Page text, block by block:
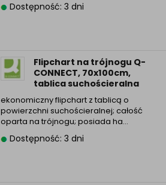
Dostępność: 3 dni
Flipchart na trójnogu Q-
CONNECT, 70x100cm,
tablica suchościeralna
ekonomiczny flipchart z tablicą o
powierzchni suchościeralnej; całość
oparta na trójnogu; posiada ha...
Dostępność: 3 dni